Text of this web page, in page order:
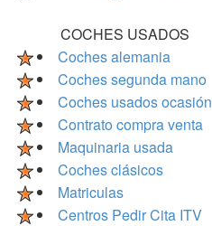
COCHES USADOS
Coches alemania
Coches segunda mano
Coches usados ocasión
Contrato compra venta
Maquinaria usada
Coches clásicos
Matriculas
Centros Pedir Cita ITV